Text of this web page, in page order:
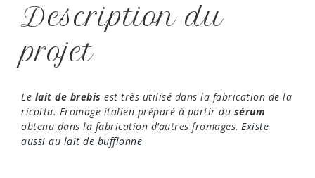
Description du
projet
Le lait de brebis est très utilisé dans la fabrication de la
ricotta. Fromage italien préparé à partir du sérum
obtenu dans la fabrication d’autres fromages. Existe
aussi au lait de bufflonne